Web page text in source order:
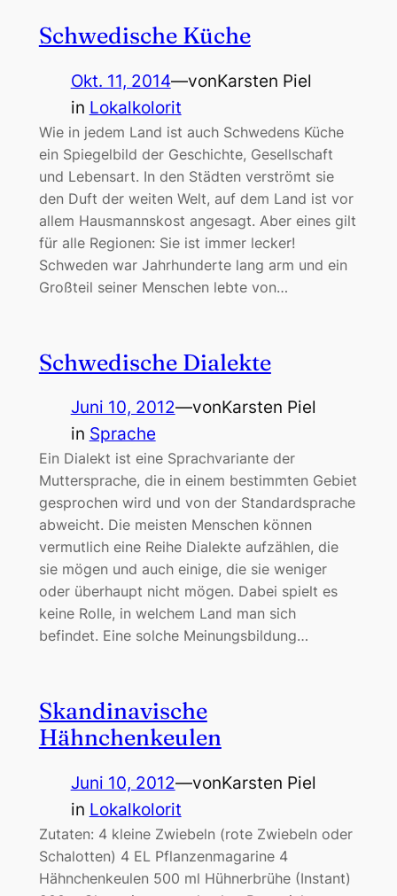
Schwedische Küche
Okt. 11, 2014—vonKarsten Piel
in Lokalkolorit
Wie in jedem Land ist auch Schwedens Küche
ein Spiegelbild der Geschichte, Gesellschaft
und Lebensart. In den Städten verströmt sie
den Duft der weiten Welt, auf dem Land ist vor
allem Hausmannskost angesagt. Aber eines gilt
für alle Regionen: Sie ist immer lecker!
Schweden war Jahrhunderte lang arm und ein
Großteil seiner Menschen lebte von…
Schwedische Dialekte
Juni 10, 2012—vonKarsten Piel
in Sprache
Ein Dialekt ist eine Sprachvariante der
Muttersprache, die in einem bestimmten Gebiet
gesprochen wird und von der Standardsprache
abweicht. Die meisten Menschen können
vermutlich eine Reihe Dialekte aufzählen, die
sie mögen und auch einige, die sie weniger
oder überhaupt nicht mögen. Dabei spielt es
keine Rolle, in welchem Land man sich
befindet. Eine solche Meinungsbildung…
Skandinavische
Hähnchenkeulen
Juni 10, 2012—vonKarsten Piel
in Lokalkolorit
Zutaten: 4 kleine Zwiebeln (rote Zwiebeln oder
Schalotten) 4 EL Pflanzenmagarine 4
Hähnchenkeulen 500 ml Hühnerbrühe (Instant)